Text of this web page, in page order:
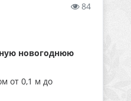
84
новогоднюю
от 0,1 м до